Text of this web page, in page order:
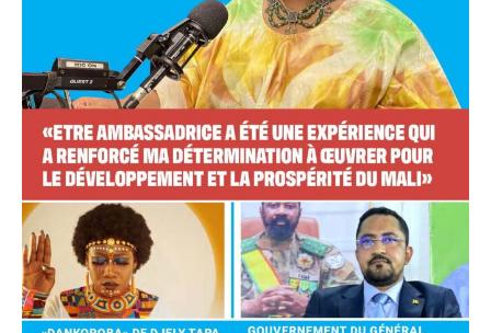
ANNUEL MENSUEL
CHOISIR LE FORFAIT